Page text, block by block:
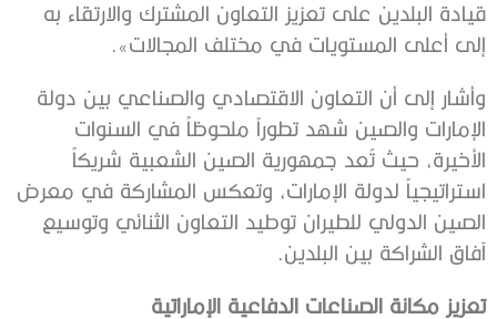
قيادة البلدين على تعزيز التعاون المشترك والارتقاء به
إلى أعلى المستويات في مختلف المجالات».
وأشار إلى أن التعاون الاقتصادي والصناعي بين دولة
الإمارات والصين شهد تطوراً ملحوظاً في السنوات
الأخيرة، حيث تُعد جمهورية الصين الشعبية شريكاً
استراتيجياً لدولة الإمارات، وتعكس المشاركة في معرض
الصين الدولي للطيران توطيد التعاون الثنائي وتوسيع
آفاق الشراكة بين البلدين.
تعزيز مكانة الصناعات الدفاعية الإماراتية